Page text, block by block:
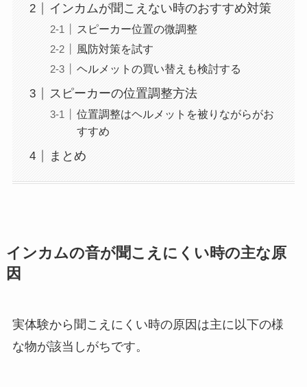
インカムが聞こえない時のおすすめ対策
スピーカー位置の微調整
風防対策を試す
ヘルメットの買い替えも検討する
スピーカーの位置調整方法
位置調整はヘルメットを被りながらがお
すすめ
まとめ
インカムの音が聞こえにくい時の主な原
因
実体験から聞こえにくい時の原因は主に以下の様
な物が該当しがちです。